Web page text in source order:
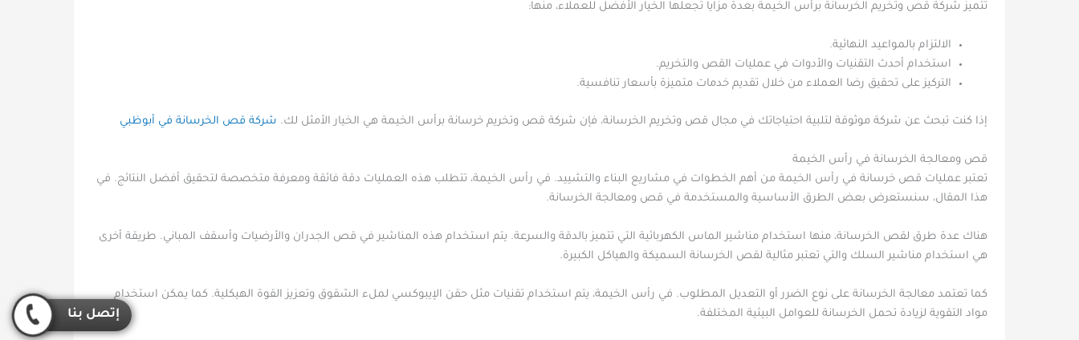
تتميز شركة قص وتخريم الخرسانة برأس الخيمة بعدة مزايا تجعلها الخيار الأفضل للعملاء، منها:
الالتزام بالمواعيد النهائية.
استخدام أحدث التقنيات والأدوات في عمليات القص والتخريم.
التركيز على تحقيق رضا العملاء من خلال تقديم خدمات متميزة بأسعار تنافسية.
إذا كنت تبحث عن شركة موثوقة لتلبية احتياجاتك في مجال قص وتخريم الخرسانة، فإن شركة قص وتخريم خرسانة برأس الخيمة هي الخيار الأمثل لك. شركة قص الخرسانة في أبوظبي
قص ومعالجة الخرسانة في رأس الخيمة
تعتبر عمليات قص خرسانة في رأس الخيمة من أهم الخطوات في مشاريع البناء والتشييد. في رأس الخيمة، تتطلب هذه العمليات دقة فائقة ومعرفة متخصصة لتحقيق أفضل النتائج. في
هذا المقال، سنستعرض بعض الطرق الأساسية والمستخدمة في قص ومعالجة الخرسانة.
هناك عدة طرق لقص الخرسانة، منها استخدام مناشير الماس الكهربائية التي تتميز بالدقة والسرعة. يتم استخدام هذه المناشير في قص الجدران والأرضيات وأسقف المباني. طريقة أخرى
هي استخدام مناشير السلك والتي تعتبر مثالية لقص الخرسانة السميكة والهياكل الكبيرة.
كما تعتمد معالجة الخرسانة على نوع الضرر أو التعديل المطلوب. في رأس الخيمة، يتم استخدام تقنيات مثل حقن الإيبوكسي لملء الشقوق وتعزيز القوة الهيكلية. كما يمكن استخدام
مواد التقوية لزيادة تحمل الخرسانة للعوامل البيئية المختلفة.
إتصل بنا